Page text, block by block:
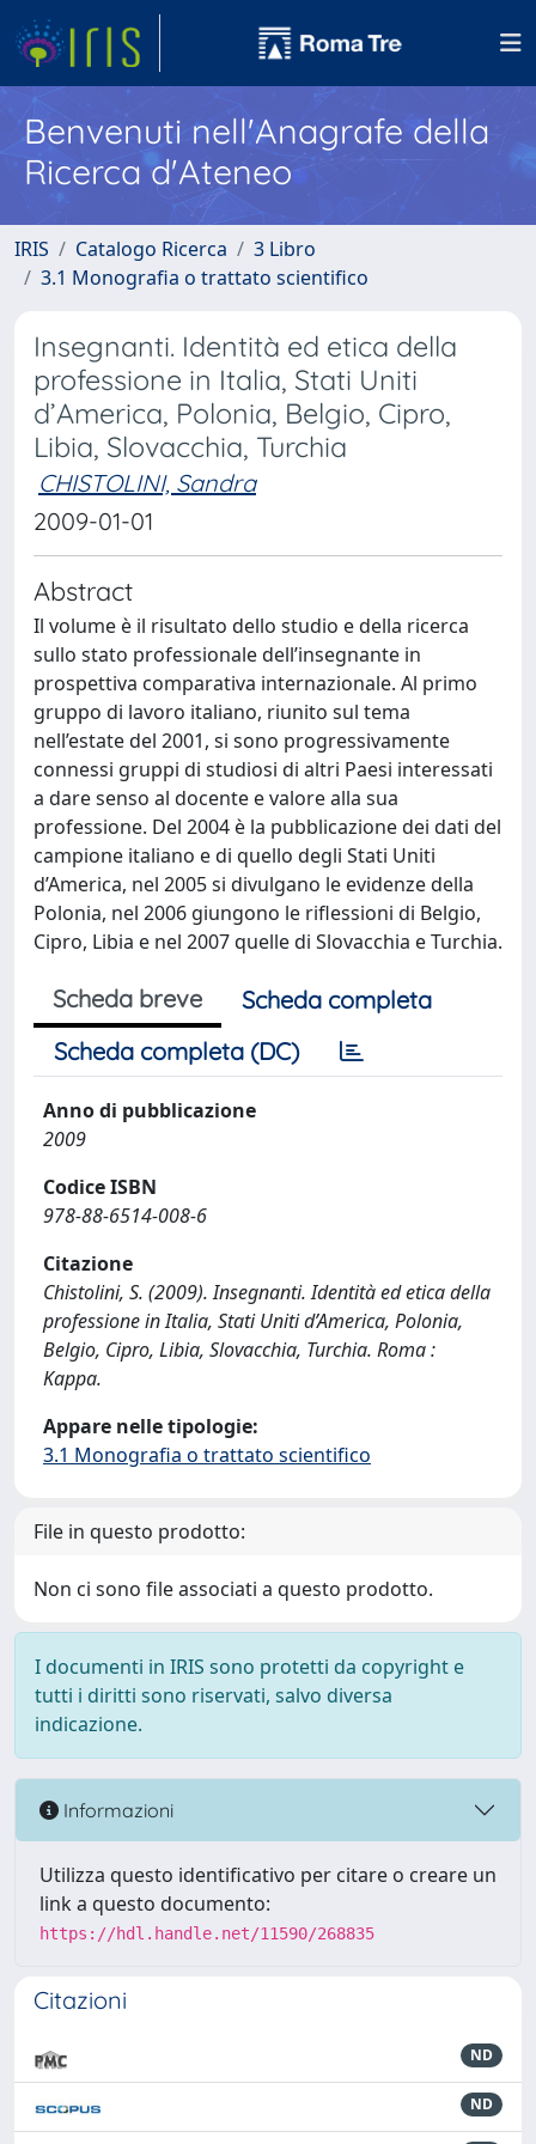
Benvenuti nell'Anagrafe della
Ricerca d'Ateneo
IRIS Catalogo Ricerca
3 Libro
3.1 Monografia o trattato scientifico
Insegnanti. Identità ed etica della
professione in Italia, Stati Uniti
d’America, Polonia, Belgio, Cipro,
Libia, Slovacchia, Turchia
CHISTOLINI, Sandra
2009-01-01
Abstract
Il volume è il risultato dello studio e della ricerca
sullo stato professionale dell’insegnante in
prospettiva comparativa internazionale. Al primo
gruppo di lavoro italiano, riunito sul tema
nell’estate del 2001, si sono progressivamente
connessi gruppi di studiosi di altri Paesi interessati
a dare senso al docente e valore alla sua
professione. Del 2004 è la pubblicazione dei dati del
campione italiano e di quello degli Stati Uniti
d’America, nel 2005 si divulgano le evidenze della
Polonia, nel 2006 giungono le riflessioni di Belgio,
Cipro, Libia e nel 2007 quelle di Slovacchia e Turchia.
Scheda breve
Scheda completa
Scheda completa (DC)
Anno di pubblicazione
2009
Codice ISBN
978-88-6514-008-6
Citazione
Chistolini, S. (2009). Insegnanti. Identità ed etica della
professione in Italia, Stati Uniti d’America, Polonia,
Belgio, Cipro, Libia, Slovacchia, Turchia. Roma :
Kappa.
Appare nelle tipologie:
3.1 Monografia o trattato scientifico
File in questo prodotto:
Non ci sono file associati a questo prodotto.
I documenti in IRIS sono protetti da copyright e
tutti i diritti sono riservati, salvo diversa
indicazione.
Informazioni
Utilizza questo identificativo per citare o creare un
link a questo documento:
https://hdl.handle.net/11590/268835
Citazioni
ND
ND